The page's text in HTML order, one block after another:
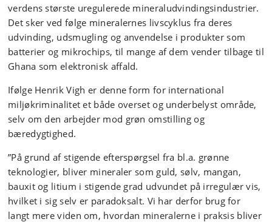
verdens største uregulerede mineraludvindingsindustrier.
Det sker ved følge mineralernes livscyklus fra deres
udvinding, udsmugling og anvendelse i produkter som
batterier og mikrochips, til mange af dem vender tilbage til
Ghana som elektronisk affald.
Ifølge Henrik Vigh er denne form for international
miljøkriminalitet et både overset og underbelyst område,
selv om den arbejder mod grøn omstilling og
bæredygtighed.
”På grund af stigende efterspørgsel fra bl.a. grønne
teknologier, bliver mineraler som guld, sølv, mangan,
bauxit og litium i stigende grad udvundet på irregulær vis,
hvilket i sig selv er paradoksalt. Vi har derfor brug for
langt mere viden om, hvordan mineralerne i praksis bliver